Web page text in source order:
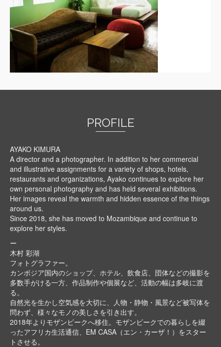
PROFILE
AYAKO KIMURA
A director and a photographer. In addition to her commercial
and illustrative assignments for a variety of shops, hotels,
restaurants and organizations, Ayako continues to explore her
own personal photography and has held several exhibitions.
Her images reveal the warmth and hidden essence of the things
around us.
Since 2018, she has moved to Mozambique and continue to
explore her styles.
ー
木村 彩湖
フォトグラファー。
カンボジア国内のショップ、ホテル、飲食店、団体などの撮影を
多数手がける一方、作品制作や個展など、活動の幅は多岐に渡
る。
自然光を生かし空気感を大切に、人物・静物・風景など被写体を
問わず、様々なモノの美しさを引き出す。
2018年よりモザンビークへ移住。モザンビークでの暮らしを綴
ったアフリカ生活通信、EM CASA（エン・カーザ！）をスター
トさせる。